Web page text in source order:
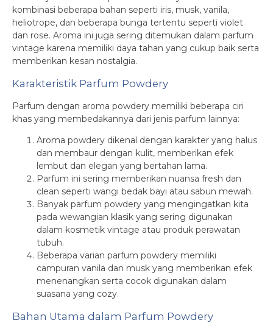
kombinasi beberapa bahan seperti iris, musk, vanila,
heliotrope, dan beberapa bunga tertentu seperti violet
dan rose. Aroma ini juga sering ditemukan dalam parfum
vintage karena memiliki daya tahan yang cukup baik serta
memberikan kesan nostalgia.
Karakteristik Parfum Powdery
Parfum dengan aroma powdery memiliki beberapa ciri
khas yang membedakannya dari jenis parfum lainnya:
Aroma powdery dikenal dengan karakter yang halus
dan membaur dengan kulit, memberikan efek
lembut dan elegan yang bertahan lama.
Parfum ini sering memberikan nuansa fresh dan
clean seperti wangi bedak bayi atau sabun mewah.
Banyak parfum powdery yang mengingatkan kita
pada wewangian klasik yang sering digunakan
dalam kosmetik vintage atau produk perawatan
tubuh.
Beberapa varian parfum powdery memiliki
campuran vanila dan musk yang memberikan efek
menenangkan serta cocok digunakan dalam
suasana yang cozy.
Bahan Utama dalam Parfum Powdery